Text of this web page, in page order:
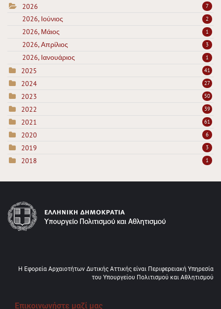
2026 7
2026, Ιούνιος 2
2026, Μάιος 1
2026, Απρίλιος 3
2026, Ιανουάριος 1
2025 41
2024 27
2023 50
2022 39
2021 61
2020 6
2019 3
2018 1
Η Εφορεία Αρχαιοτήτων Δυτικής Αττικής είναι Περιφερειακή Υπηρεσία
του Υπουργείου Πολιτισμού και Αθλητισμού
Επικοινωνήστε μαζί μας